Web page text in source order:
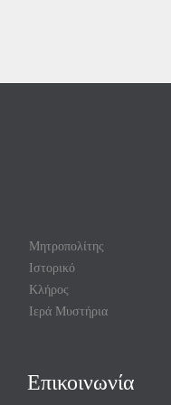
Μητροπολίτης
Ιστορικό
Κλήρος
Ιερά Μυστήρια
Επικοινωνία